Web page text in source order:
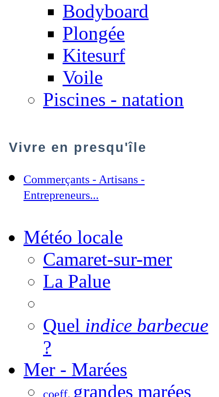
Bodyboard
Plongée
Kitesurf
Voile
Piscines - natation
Vivre en presqu'île
Commerçants - Artisans -
Entrepreneurs...
Météo locale
Camaret-sur-mer
La Palue
Quel indice barbecue
?
Mer - Marées
coeff. grandes marées